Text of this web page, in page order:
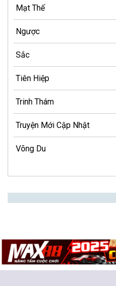
Mạt Thế
Ngược
Sắc
Tiên Hiệp
Trinh Thám
Truyện Mới Cập Nhật
Võng Du